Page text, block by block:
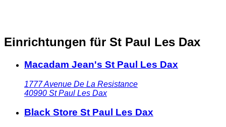
Einrichtungen für St Paul Les Dax
Macadam Jean's St Paul Les Dax
1777 Avenue De La Resistance
40990 St Paul Les Dax
Black Store St Paul Les Dax